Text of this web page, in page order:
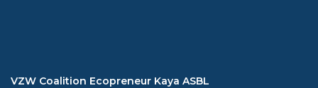
VZW Coalition Ecopreneur Kaya ASBL